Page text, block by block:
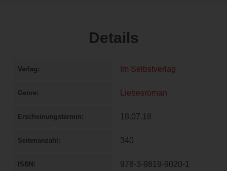
Details
Verlag Im Selbstverlag
Genre Liebesroman
Erscheinungstermin 18.07.18
Seitenanzahl 340
ISBN 978-3-9819-9020-1